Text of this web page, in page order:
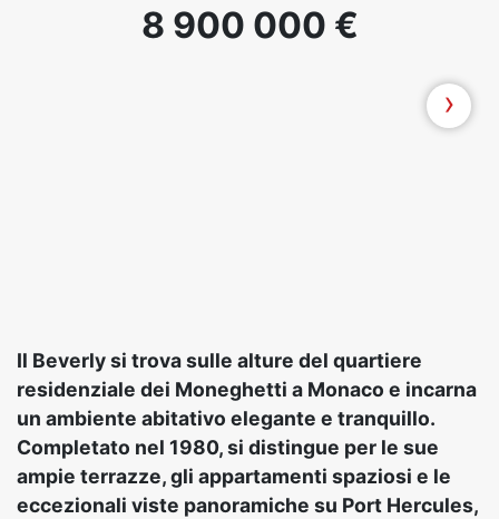
8 900 000 €
›
Il Beverly si trova sulle alture del quartiere
residenziale dei Moneghetti a Monaco e incarna
un ambiente abitativo elegante e tranquillo.
Completato nel 1980, si distingue per le sue
ampie terrazze, gli appartamenti spaziosi e le
eccezionali viste panoramiche su Port Hercules,